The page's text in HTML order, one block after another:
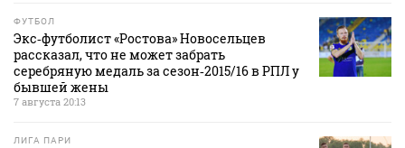
ФУТБОЛ
Экс‑футболист «Ростова» Новосельцев
рассказал, что не может забрать
серебряную медаль за сезон‑2015/16 в РПЛ у
бывшей жены
7 августа 20:13
ЛИГА ПАРИ